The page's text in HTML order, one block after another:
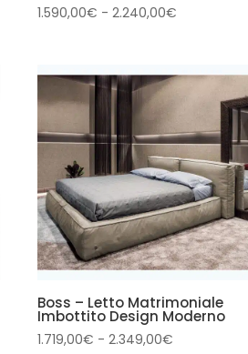
1.590,00€ - 2.240,00€
da
1.590,00€
2.240,00€
Boss – Letto Matrimoniale
Imbottito Design Moderno
1.719,00€ - 2.349,00€